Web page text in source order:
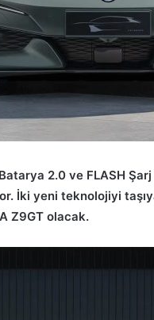
2.0 ve FLASH
İki yeni teknolojiyi
Z9GT olacak.